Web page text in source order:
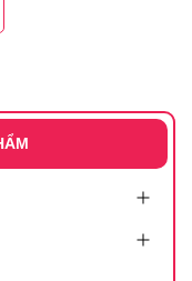
toàn cho da, ôm